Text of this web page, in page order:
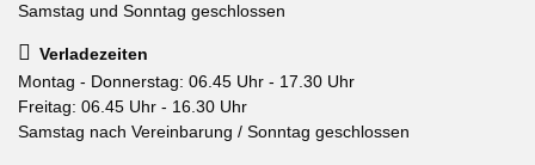
Samstag und Sonntag geschlossen
Verladezeiten
Montag - Donnerstag: 06.45 Uhr - 17.30 Uhr
Freitag: 06.45 Uhr - 16.30 Uhr
Samstag nach Vereinbarung / Sonntag geschlossen